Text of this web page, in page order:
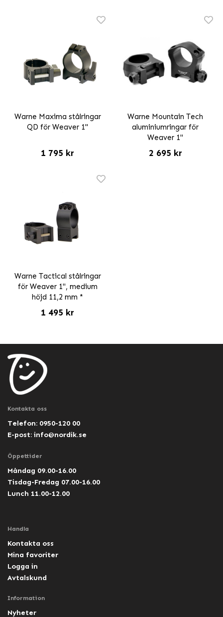
Warne Maxima stålringar
QD för Weaver 1"
1 795 kr
Warne Mountain Tech
aluminiumringar för
Weaver 1"
2 695 kr
Warne Tactical stålringar
för Weaver 1", medium
höjd 11,2 mm *
1 495 kr
Kontakta oss
Telefon: 0950-120 00
E-post: info@nordik.se
Öppettider
Måndag 09.00-16.00
Tisdag-Fredag 07.00-16.00
Lunch 11.00-12.00
Handla
Kontakta oss
Mina favoriter
Logga in
Avtalskund
Information
Nyheter